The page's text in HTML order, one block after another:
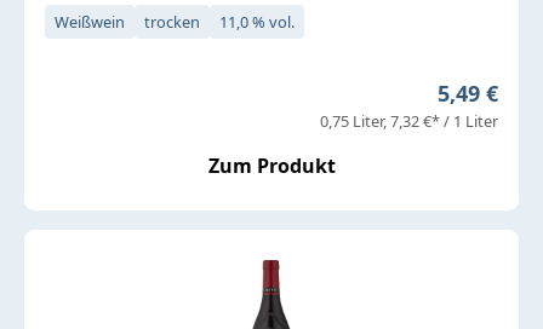
Weißwein trocken 11,0 % vol.
Regulärer
5,49 €
0,75 Liter 7,32 €* / 1 Liter
Zum Produkt